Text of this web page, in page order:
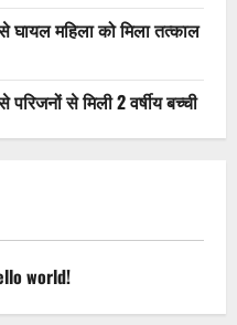
घायल महिला को मिला तत्काल
से मिली 2 वर्षीय बच्ची
world!